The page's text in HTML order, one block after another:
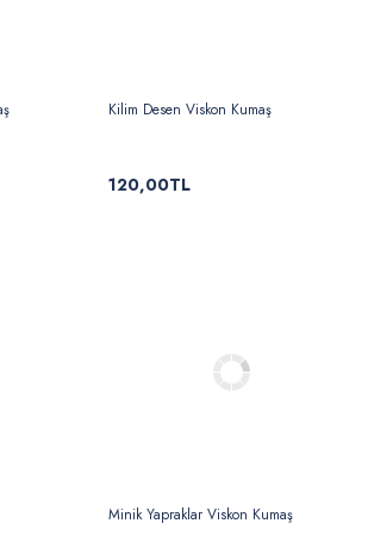
Kilim Desen Viskon Kumaş
120,00TL
Minik Yapraklar Viskon Kumaş